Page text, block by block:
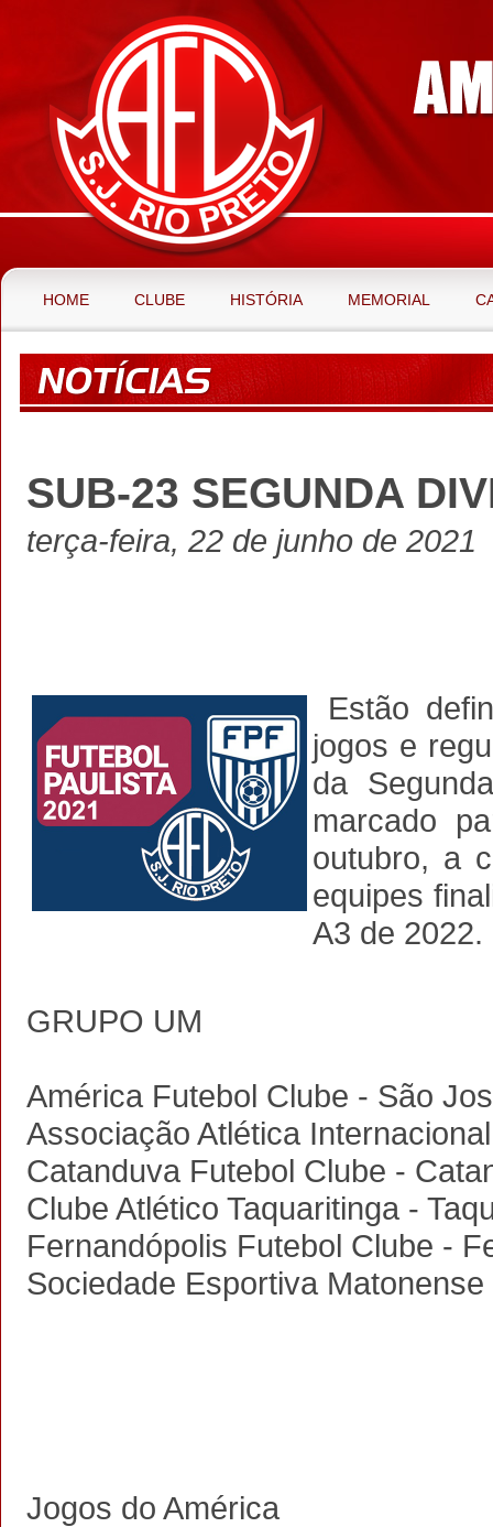
HOME CLUBE HISTÓRIA MEMORIAL
SUB-23 SEGUNDA
terça-feira, 22 de junho de 2021
Estão
jogos e
da
marcado
outubro, a
equipes
A3 de 2022.
GRUPO UM
América Futebol Clube - São
Associação Atlética
Catanduva Futebol Clube -
Clube Atlético Taquaritinga -
Fernandópolis Futebol Clube -
Sociedade Esportiva
Jogos do América